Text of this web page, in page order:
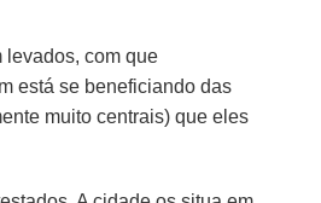
levados, com que
está se beneficiando das
muito centrais) que eles